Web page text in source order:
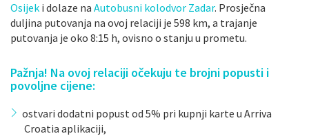
Osijek i dolaze na Autobusni kolodvor Zadar. Prosječna
duljina putovanja na ovoj relaciji je 598 km, a trajanje
putovanja je oko 8:15 h, ovisno o stanju u prometu.
Pažnja! Na ovoj relaciji očekuju te brojni popusti i
povoljne cijene:
ostvari dodatni popust od 5% pri kupnji karte u Arriva
Croatia aplikaciji,